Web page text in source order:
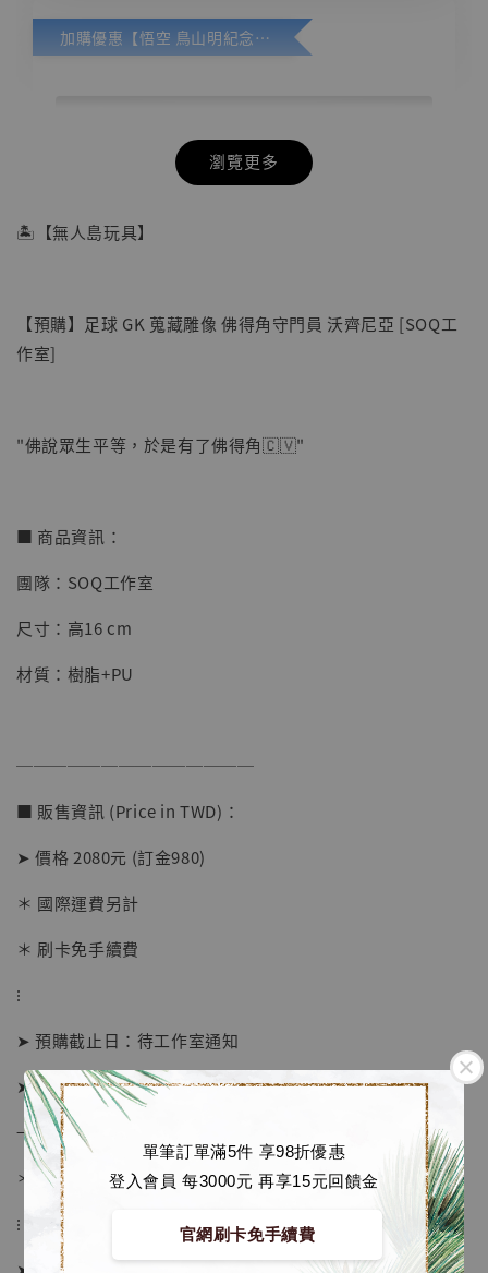
單筆訂單滿5件 享98折優惠
登入會員 每3000元 再享15元回饋金
官網刷卡免手續費
加購優惠【悟空 鳥山明紀念款 [奇蹟工作室]】
明紀念款 [奇蹟工作室]
NT$ 5,580
【店內現貨】海賊王 系列蒐藏雕像 布魯克達
瀏覽更多
🏝【無人島玩具】
【預購】足球 GK 蒐藏雕像 佛得角守門員 沃齊尼亞 [SOQ工
作室]
"佛說眾生平等，於是有了佛得角🇨🇻"
■ 商品資訊：
團隊：SOQ工作室
尺寸：高16 cm
材質：樹脂+PU
──────────────
■ 販售資訊 (Price in TWD)：
➤ 價格 2080元 (訂金980)
＊ 國際運費另計
＊ 刷卡免手續費
⁝
➤ 預購截止日：待工作室通知
➤ 預計發貨日：2027年1-3月 (僅供參考)
→ 若有提前或延後則以廠商實際發貨時間為準
＊ 若有時間考量, 請至官網現貨區選購
⁝